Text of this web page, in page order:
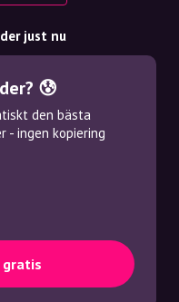
just nu
😰
den bästa
- ingen kopiering
gratis